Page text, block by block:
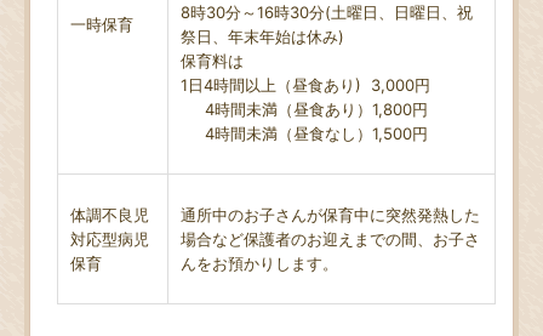
一時保育
8時30分～16時30分(土曜日、日曜日、祝
祭日、年末年始は休み)
保育料は
1日4時間以上（昼食あり) 3,000円
4時間未満（昼食あり）1,800円
4時間未満（昼食なし）1,500円
体調不良児
対応型病児
保育
通所中のお子さんが保育中に突然発熱した
場合など保護者のお迎えまでの間、お子さ
んをお預かりします。